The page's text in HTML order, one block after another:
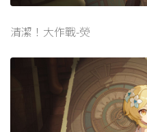
清潔！大作戰-熒